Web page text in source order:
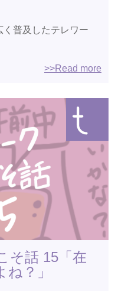
く普及したテレワー
>>Read more
そ話 15「在
？」